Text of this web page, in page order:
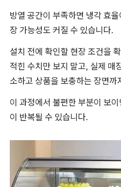
방열 공간이 부족하면 냉각 효
장 가능성도 커질 수 있습니다.
설치 전에 확인할 현장 조건을
적힌 수치만 보지 말고, 실제 매
소하고 상품을 보충하는 장면까
이 과정에서 불편한 부분이 보
이 반복될 수 있습니다.